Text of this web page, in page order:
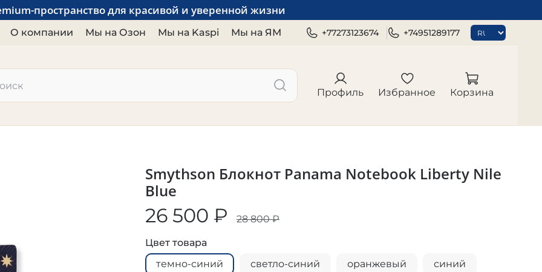
пространство для красивой и уверенной жизни
О компании Мы на Озон Мы на Kaspi Мы на ЯМ +77273123674 +74951289177
Профиль Избранное Корзина
Smythson Блокнот Panama Notebook Liberty Nile
Blue
26 500 ₽ 28 800 ₽
Цвет товара
темно-синий
светло-синий оранжевый синий